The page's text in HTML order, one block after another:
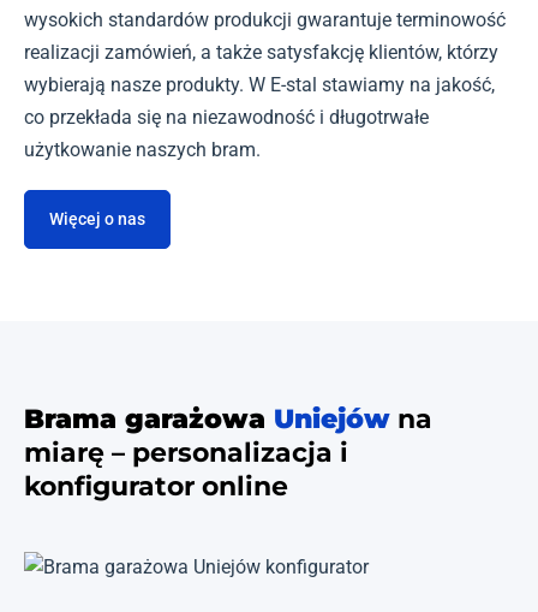
wysokich standardów produkcji gwarantuje terminowość
realizacji zamówień, a także satysfakcję klientów, którzy
wybierają nasze produkty. W E-stal stawiamy na jakość,
co przekłada się na niezawodność i długotrwałe
użytkowanie naszych bram.
Więcej o nas
Brama garażowa Uniejów na
miarę – personalizacja i
konfigurator online